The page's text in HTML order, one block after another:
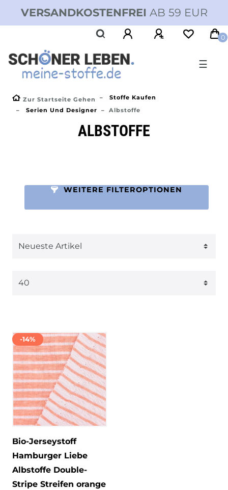
VERSANDKOSTENFREI AB 59 EUR
0
☰
Zur Startseite Gehen
Stoffe Kaufen
Serien Und Designer
Albstoffe
ALBSTOFFE
WEITERE FILTEROPTIONEN
-14%
Bio-Jerseystoff
Hamburger Liebe
Albstoffe Double-
Stripe Streifen orange